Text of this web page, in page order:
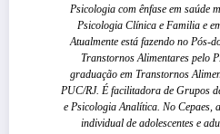
Psicologia com ênfase em saúde
Psicologia Clínica e Familia e
Atualmente está fazendo no Pós-
Transtornos Alimentares pelo
graduação em Transtornos
PUC/RJ. É facilitadora de Grupos
e Psicologia Analítica. No Cepaes,
individual de adolescentes e